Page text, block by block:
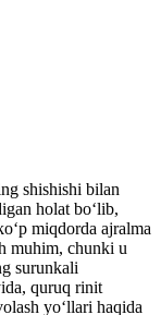
shishishi bilan
holat bo‘lib,
miqdorda ajralma
muhim, chunki u
surunkali
quruq rinit
yo‘llari haqida